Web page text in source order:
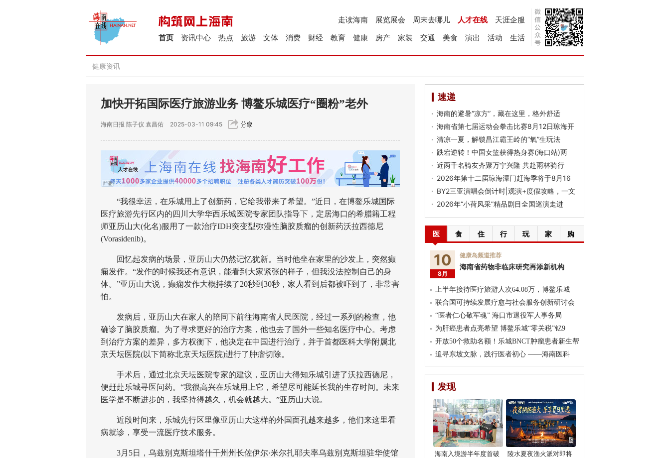
天涯企服
人才在线
周末去哪儿
展览展会
走读海南
生活
活动
演出
美食
交通
家装
房产
健康
教育
财经
消费
文体
旅游
热点
资讯中心
首页
健康资讯
加快开拓国际医疗旅游业务 博鳌乐城医疗“圈粉”老外
海南日报 陈子仪 袁昌佑 2025-03-11 09:45
“我很幸运，在乐城用上了创新药，它给我带来了希望。”近日，在博鳌乐城国际
医疗旅游先行区内的四川大学华西乐城医院专家团队指导下，定居海口的希腊籍工程
师亚历山大(化名)服用了一款治疗IDH突变型弥漫性脑胶质瘤的创新药沃拉西德尼
(Vorasidenib)。
回忆起发病的场景，亚历山大仍然记忆犹新。当时他坐在家里的沙发上，突然癫
痫发作。“发作的时候我还有意识，能看到大家紧张的样子，但我没法控制自己的身
体。”亚历山大说，癫痫发作大概持续了20秒到30秒，家人看到后都被吓到了，非常害
怕。
发病后，亚历山大在家人的陪同下前往海南省人民医院，经过一系列的检查，他
确诊了脑胶质瘤。为了寻求更好的治疗方案，他也去了国外一些知名医疗中心。考虑
到治疗方案的差异，多方权衡下，他决定在中国进行治疗，并于首都医科大学附属北
京天坛医院(以下简称北京天坛医院)进行了肿瘤切除。
手术后，通过北京天坛医院专家的建议，亚历山大得知乐城引进了沃拉西德尼，
便赶赴乐城寻医问药。“我很高兴在乐城用上它，希望尽可能延长我的生存时间。未来
医学是不断进步的，我坚持得越久，机会就越大。”亚历山大说。
近段时间来，乐城先行区里像亚历山大这样的外国面孔越来越多，他们来这里看
病就诊，享受一流医疗技术服务。
3月5日，乌兹别克斯坦塔什干州州长佐伊尔·米尔扎耶夫率乌兹别克斯坦驻华使馆
速递
海南的避暑“凉方”，藏在这里，格外舒适
海南省第七届运动会拳击比赛8月12日琼海开
清凉一夏，解锁昌江霸王岭的“氧”生玩法
跌宕逆转！中国女篮获得热身赛(海口站)两
近两千名骑友齐聚万宁兴隆 共赴雨林骑行
2026年第十二届琼海潭门赶海季将于8月16
BY2三亚演唱会倒计时|观演+度假攻略，一文
2026年“小荷风采”精品剧目全国巡演走进
医 食 住 行 玩 家 购
10
8月
健康岛频道推荐
海南省药物非临床研究再添新机构
上半年接待医疗旅游人次64.08万，博鳌乐城
联合国可持续发展疗愈与社会服务创新研讨会
“医者仁心敬军魂” 海口市退役军人事务局
为肝癌患者点亮希望 博鳌乐城“零关税”钇9
开放50个救助名额！乐城BNCT肿瘤患者新生帮
追寻东坡文脉，践行医者初心 ——海南医科
发现
海南入境游半年度首破
陵水夏夜渔火派对即将